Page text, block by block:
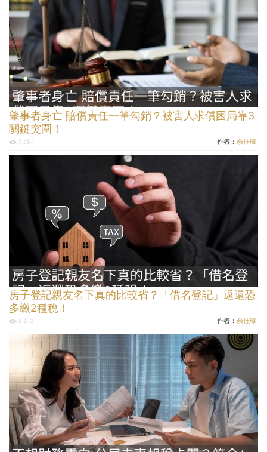
肇事者身亡 賠償責任一筆勾銷？被害人求償困局靠3
關鍵突圍！
7,554 作者： 余佳璋
房子登記親友名下真的比較省？「借名登記」返還恐
多繳2種稅！
8,010 作者： 余佳璋